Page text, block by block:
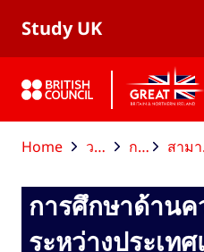
Study UK
Home วางแผนการศึกษาต่อ การเลือกหลักสูตร สามารถเลือกศึกษาสาขาวิชาใดได้บ้าง
การศึกษาด้าน
ระหว่างประเท